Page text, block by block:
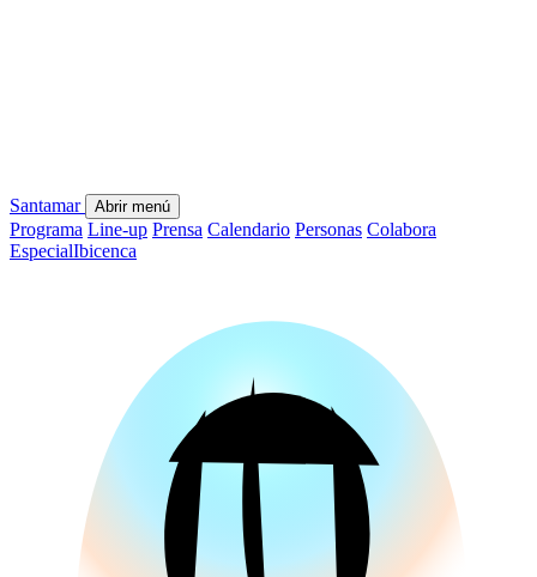
Santamar Abrir menú
Programa Line-up Prensa Calendario Personas Colabora
EspecialIbicenca